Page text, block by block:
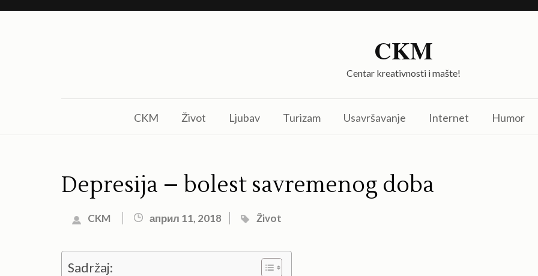
Skip
CKM
Centar kreativnosti i mašte!
CKM Život Ljubav Turizam Usavršavanje Internet Humor
Depresija – bolest savremenog doba
CKM април 11, 2018 Život
Sadržaj: